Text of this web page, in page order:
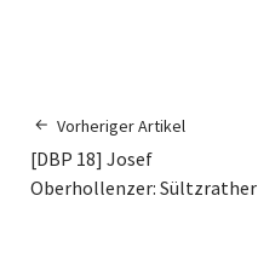
Vorheriger Artikel
[DBP 18] Josef
Oberhollenzer: Sültzrather